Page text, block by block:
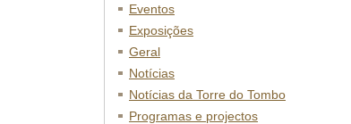
Eventos
Exposições
Geral
Notícias
Notícias da Torre do Tombo
Programas e projectos